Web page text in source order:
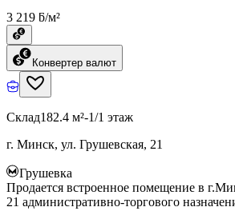
3 219 ƃ/м²
Конвертер валют
Склад182.4 м²-1/1 этаж
г. Минск, ул. Грушевская, 21
Грушевка
Продается встроенное помещение в
21 административно-торгового